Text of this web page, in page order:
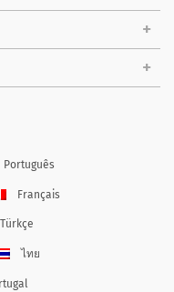
Português
Français
Türkçe
ไทย